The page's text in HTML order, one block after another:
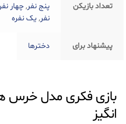
تعداد بازیکن پنج نفر,چهار
نفر,یک نفره
پیشنهاد برای دخترها
بازی فکری مدل خرس
انگیز